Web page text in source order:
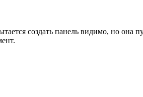
создать панель видимо, но она